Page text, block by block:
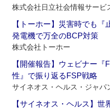
株式会社日立社会情報サービ
【トーホー】災害時でも
発電機で万全のBCP対策
株式会社トーホー
【開催報告】ウェビナー
性』で振り返るFSP戦略
サイネオス・ヘルス・ジャパ
【サイネオス・ヘルス】